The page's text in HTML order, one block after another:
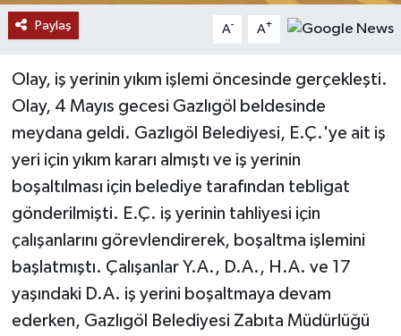
Paylaş A- A+
Olay, iş yerinin yıkım işlemi öncesinde gerçekleşti.
Olay, 4 Mayıs gecesi Gazlıgöl beldesinde
meydana geldi. Gazlıgöl Belediyesi, E.Ç.'ye ait iş
yeri için yıkım kararı almıştı ve iş yerinin
boşaltılması için belediye tarafından tebligat
gönderilmişti. E.Ç. iş yerinin tahliyesi için
çalışanlarını görevlendirerek, boşaltma işlemini
başlatmıştı. Çalışanlar Y.A., D.A., H.A. ve 17
yaşındaki D.A. iş yerini boşaltmaya devam
ederken, Gazlıgöl Belediyesi Zabıta Müdürlüğü